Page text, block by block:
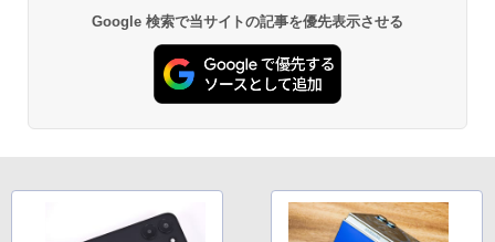
Google 検索で当サイトの記事を優先表示させる